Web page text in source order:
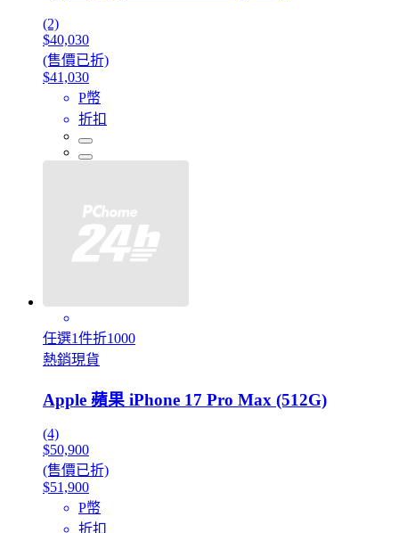
(2)
$40,030
(售價已折)
$41,030
P幣
折扣
任選1件折1000
熱銷現貨
Apple 蘋果 iPhone 17 Pro Max (512G)
(4)
$50,900
(售價已折)
$51,900
P幣
折扣